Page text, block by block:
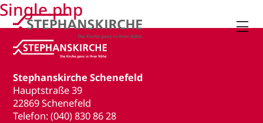

Stephanskirche Schenefeld
Hauptstraße 39
22869 Schenefeld
Telefon: (040) 830 86 28